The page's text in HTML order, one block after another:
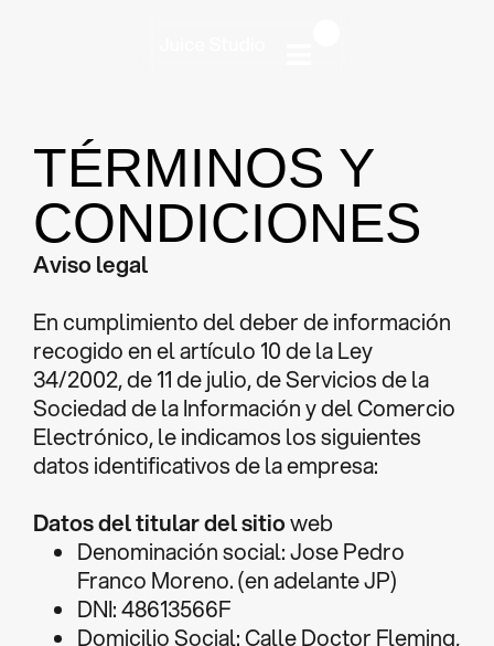
TÉRMINOS Y
CONDICIONES
Aviso legal
En cumplimiento del deber de información
recogido en el artículo 10 de la Ley
34/2002, de 11 de julio, de Servicios de la
Sociedad de la Información y del Comercio
Electrónico, le indicamos los siguientes
datos identificativos de la empresa:
Datos del titular del sitioweb
Denominación social: Jose Pedro
Franco Moreno. (en adelante JP)
DNI: 48613566F
Domicilio Social: Calle Doctor Fleming,